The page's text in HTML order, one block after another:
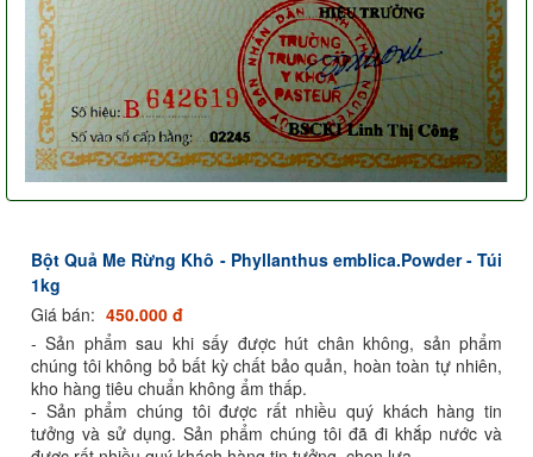
Bột Quả Me Rừng Khô - Phyllanthus emblica.Powder - Túi
1kg
Giá bán: 450.000 đ
- Sản phẩm sau khi sấy được hút chân không, sản phẩm
chúng tôi không bỏ bất kỳ chất bảo quản, hoàn toàn tự nhiên,
kho hàng tiêu chuẩn không ẩm thấp.
- Sản phẩm chúng tôi được rất nhiều quý khách hàng tin
tưởng và sử dụng. Sản phẩm chúng tôi đã đi khắp nước và